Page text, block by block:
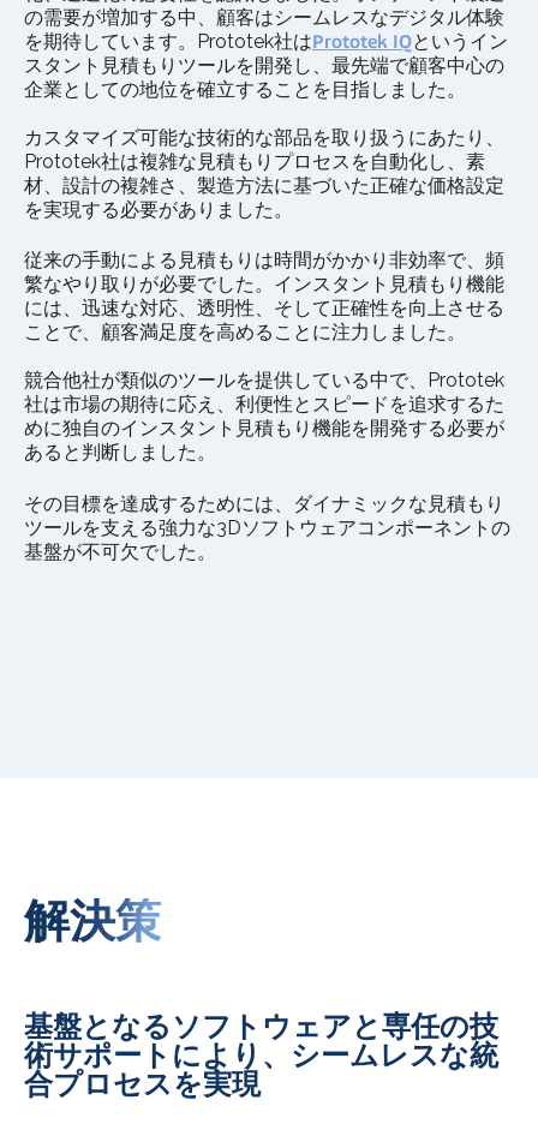
の需要が増加する中、顧客はシームレスなデジタル体験
を期待しています。Prototek社はPrototek IQというイン
スタント見積もりツールを開発し、最先端で顧客中心の
企業としての地位を確立することを目指しました。
カスタマイズ可能な技術的な部品を取り扱うにあたり、
Prototek社は複雑な見積もりプロセスを自動化し、素
材、設計の複雑さ、製造方法に基づいた正確な価格設定
を実現する必要がありました。
従来の手動による見積もりは時間がかかり非効率で、頻
繁なやり取りが必要でした。インスタント見積もり機能
には、迅速な対応、透明性、そして正確性を向上させる
ことで、顧客満足度を高めることに注力しました。
競合他社が類似のツールを提供している中で、Prototek
社は市場の期待に応え、利便性とスピードを追求するた
めに独自のインスタント見積もり機能を開発する必要が
あると判断しました。
その目標を達成するためには、ダイナミックな見積もり
ツールを支える強力な3Dソフトウェアコンポーネントの
基盤が不可欠でした。
解決策
基盤となるソフトウェアと専任の技
術サポートにより、シームレスな統
合プロセスを実現